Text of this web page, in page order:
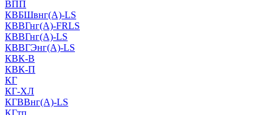
ВПП
КВБШвнг(А)-LS
КВВГнг(А)-FRLS
КВВГнг(А)-LS
КВВГЭнг(А)-LS
КВК-В
КВК-П
КГ
КГ-ХЛ
КГВВнг(А)-LS
КГтп